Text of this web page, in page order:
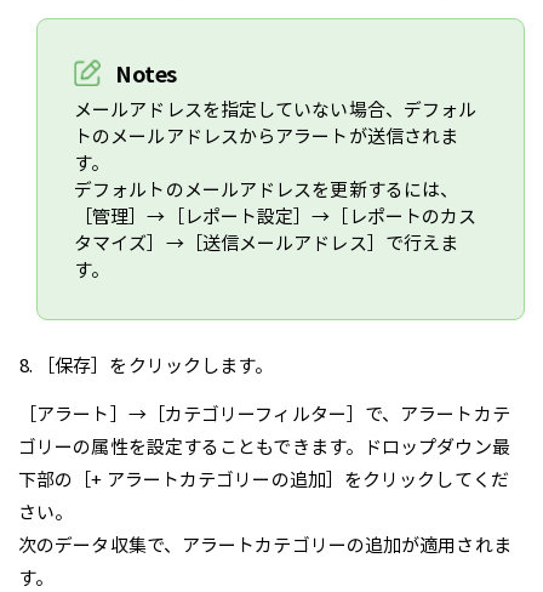
Notes
メールアドレスを指定していない場合、デフォル
トのメールアドレスからアラートが送信されま
す。
デフォルトのメールアドレスを更新するには、
［管理］→［レポート設定］→［レポートのカス
タマイズ］→［送信メールアドレス］で行えま
す。
［保存］をクリックします。
［アラート］→［カテゴリーフィルター］で、アラートカテ
ゴリーの属性を設定することもできます。ドロップダウン最
下部の［+ アラートカテゴリーの追加］をクリックしてくだ
さい。
次のデータ収集で、アラートカテゴリーの追加が適用されま
す。